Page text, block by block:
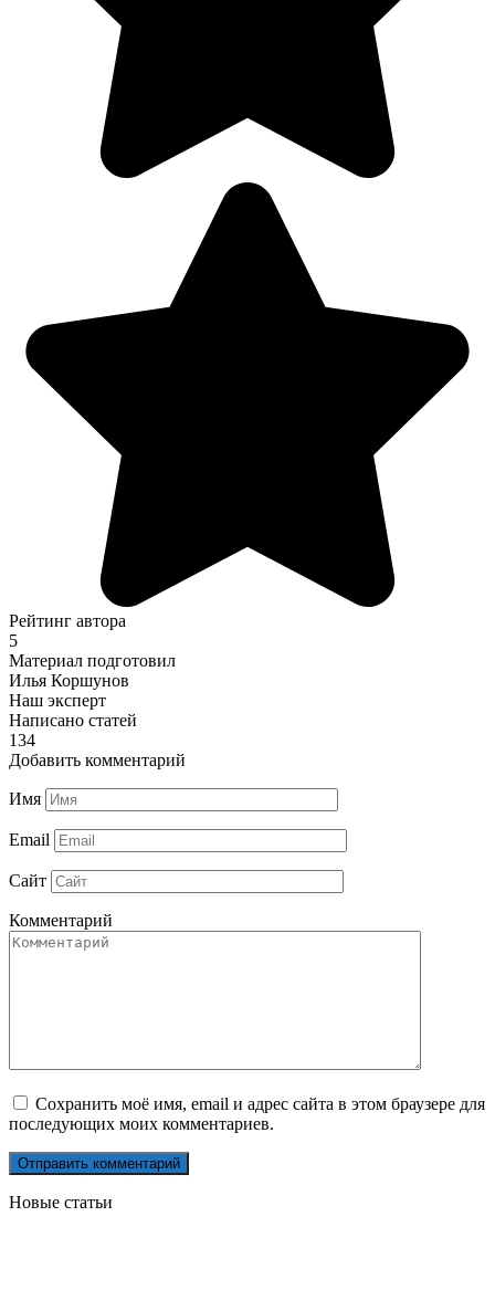
Рейтинг автора
5
Материал подготовил
Илья Коршунов
Наш эксперт
Написано статей
134
Добавить комментарий
Имя
Email
Сайт
Комментарий
Сохранить моё имя, email и адрес сайта в этом браузере для
последующих моих комментариев.
Новые статьи